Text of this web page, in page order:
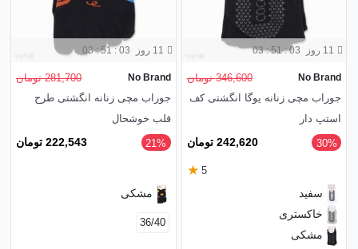
11 روز 03 : 51 : 01
No Brand
346,600 تومان
جوراب مچی زنانه یوگا انگشتی کف
استپ دار
‎30% 242,620 تومان
5
★
سفید
خاکستری
مشکی
11 روز 03 : 51 : 01
No Brand
281,700 تومان
جوراب مچی زنانه انگشتی طرح
قلب خوشحال
‎21% 222,543 تومان
مشکی
36/40